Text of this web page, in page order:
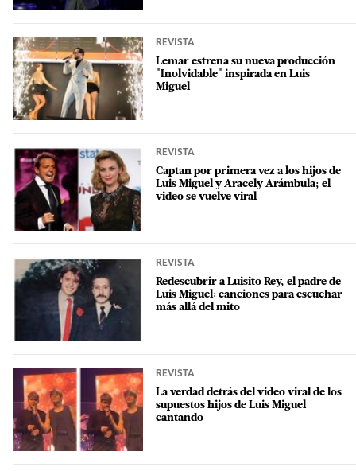
REVISTA
Lemar estrena su nueva producción
"Inolvidable" inspirada en Luis
Miguel
REVISTA
Captan por primera vez a los hijos de
Luis Miguel y Aracely Arámbula; el
video se vuelve viral
REVISTA
Redescubrir a Luisito Rey, el padre de
Luis Miguel: canciones para escuchar
más allá del mito
REVISTA
La verdad detrás del video viral de los
supuestos hijos de Luis Miguel
cantando